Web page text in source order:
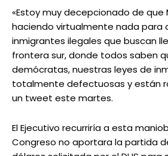
«Estoy muy decepcionado de que
haciendo virtualmente nada para
inmigrantes ilegales que buscan
frontera sur, donde todos saben
demócratas, nuestras leyes de
totalmente defectuosas y están
un tweet este martes.
El Ejecutivo recurriría a esta
Congreso no aportara la partida